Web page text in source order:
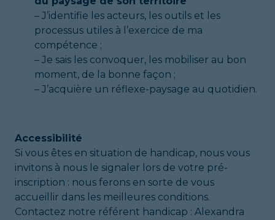
– J’identifie les acteurs, les outils et les
processus utiles à l’exercice de ma
compétence ;
– Je sais les convoquer, les mobiliser au bon
moment, de la bonne façon ;
– J’acquière un réflexe-paysage au quotidien.
Accessibilité
Si vous êtes en situation de handicap, nous vous
invitons à nous le signaler lors de votre pré-
inscription : nous ferons en sorte de vous
accueillir dans les meilleures conditions.
Contactez notre référent handicap : Alexandra